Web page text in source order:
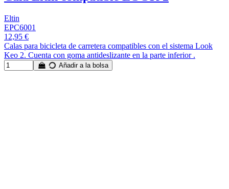
Eltin
EPC6001
12,95 €
Calas para bicicleta de carretera compatibles con el sistema Look
Keo 2. Cuenta con goma antideslizante en la parte inferior .
Añadir a la bolsa